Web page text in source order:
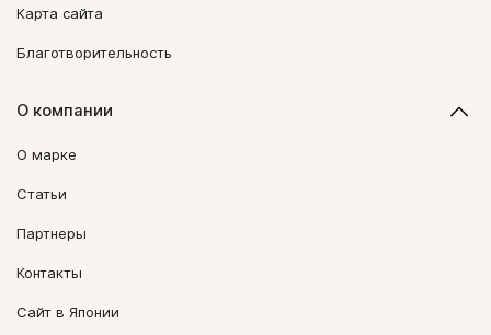
Карта сайта
Благотворительность
О компании
О марке
Статьи
Партнеры
Контакты
Сайт в Японии